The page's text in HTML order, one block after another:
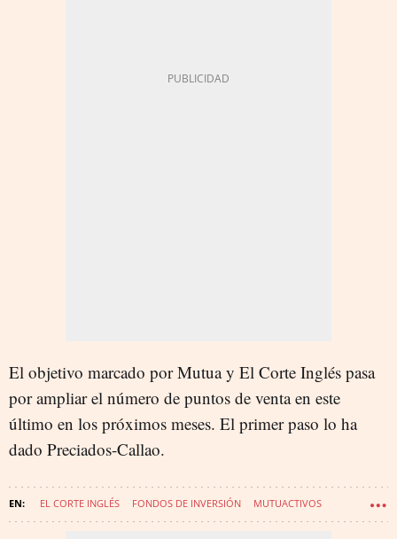
El objetivo marcado por Mutua y El Corte Inglés pasa
por ampliar el número de puntos de venta en este
último en los próximos meses. El primer paso lo ha
dado Preciados-Callao.
EL CORTE INGLÉS FONDOS DE INVERSIÓN MUTUACTIVOS